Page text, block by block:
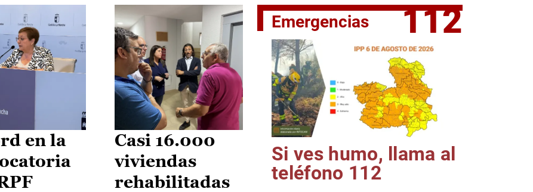
El jefe del Ejecutivo castellanomanchego, Emiliano García-
en la
Casi 16.000
viviendas
rehabilitadas
Emergencias 112
Si ves humo, llama al
teléfono 112